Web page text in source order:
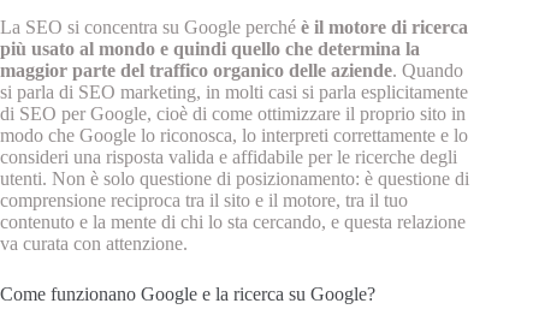
La SEO si concentra su Google perché è il motore di ricerca
più usato al mondo e quindi quello che determina la
maggior parte del traffico organico delle aziende. Quando
si parla di SEO marketing, in molti casi si parla esplicitamente
di SEO per Google, cioè di come ottimizzare il proprio sito in
modo che Google lo riconosca, lo interpreti correttamente e lo
consideri una risposta valida e affidabile per le ricerche degli
utenti. Non è solo questione di posizionamento: è questione di
comprensione reciproca tra il sito e il motore, tra il tuo
contenuto e la mente di chi lo sta cercando, e questa relazione
va curata con attenzione.
Come funzionano Google e la ricerca su Google?